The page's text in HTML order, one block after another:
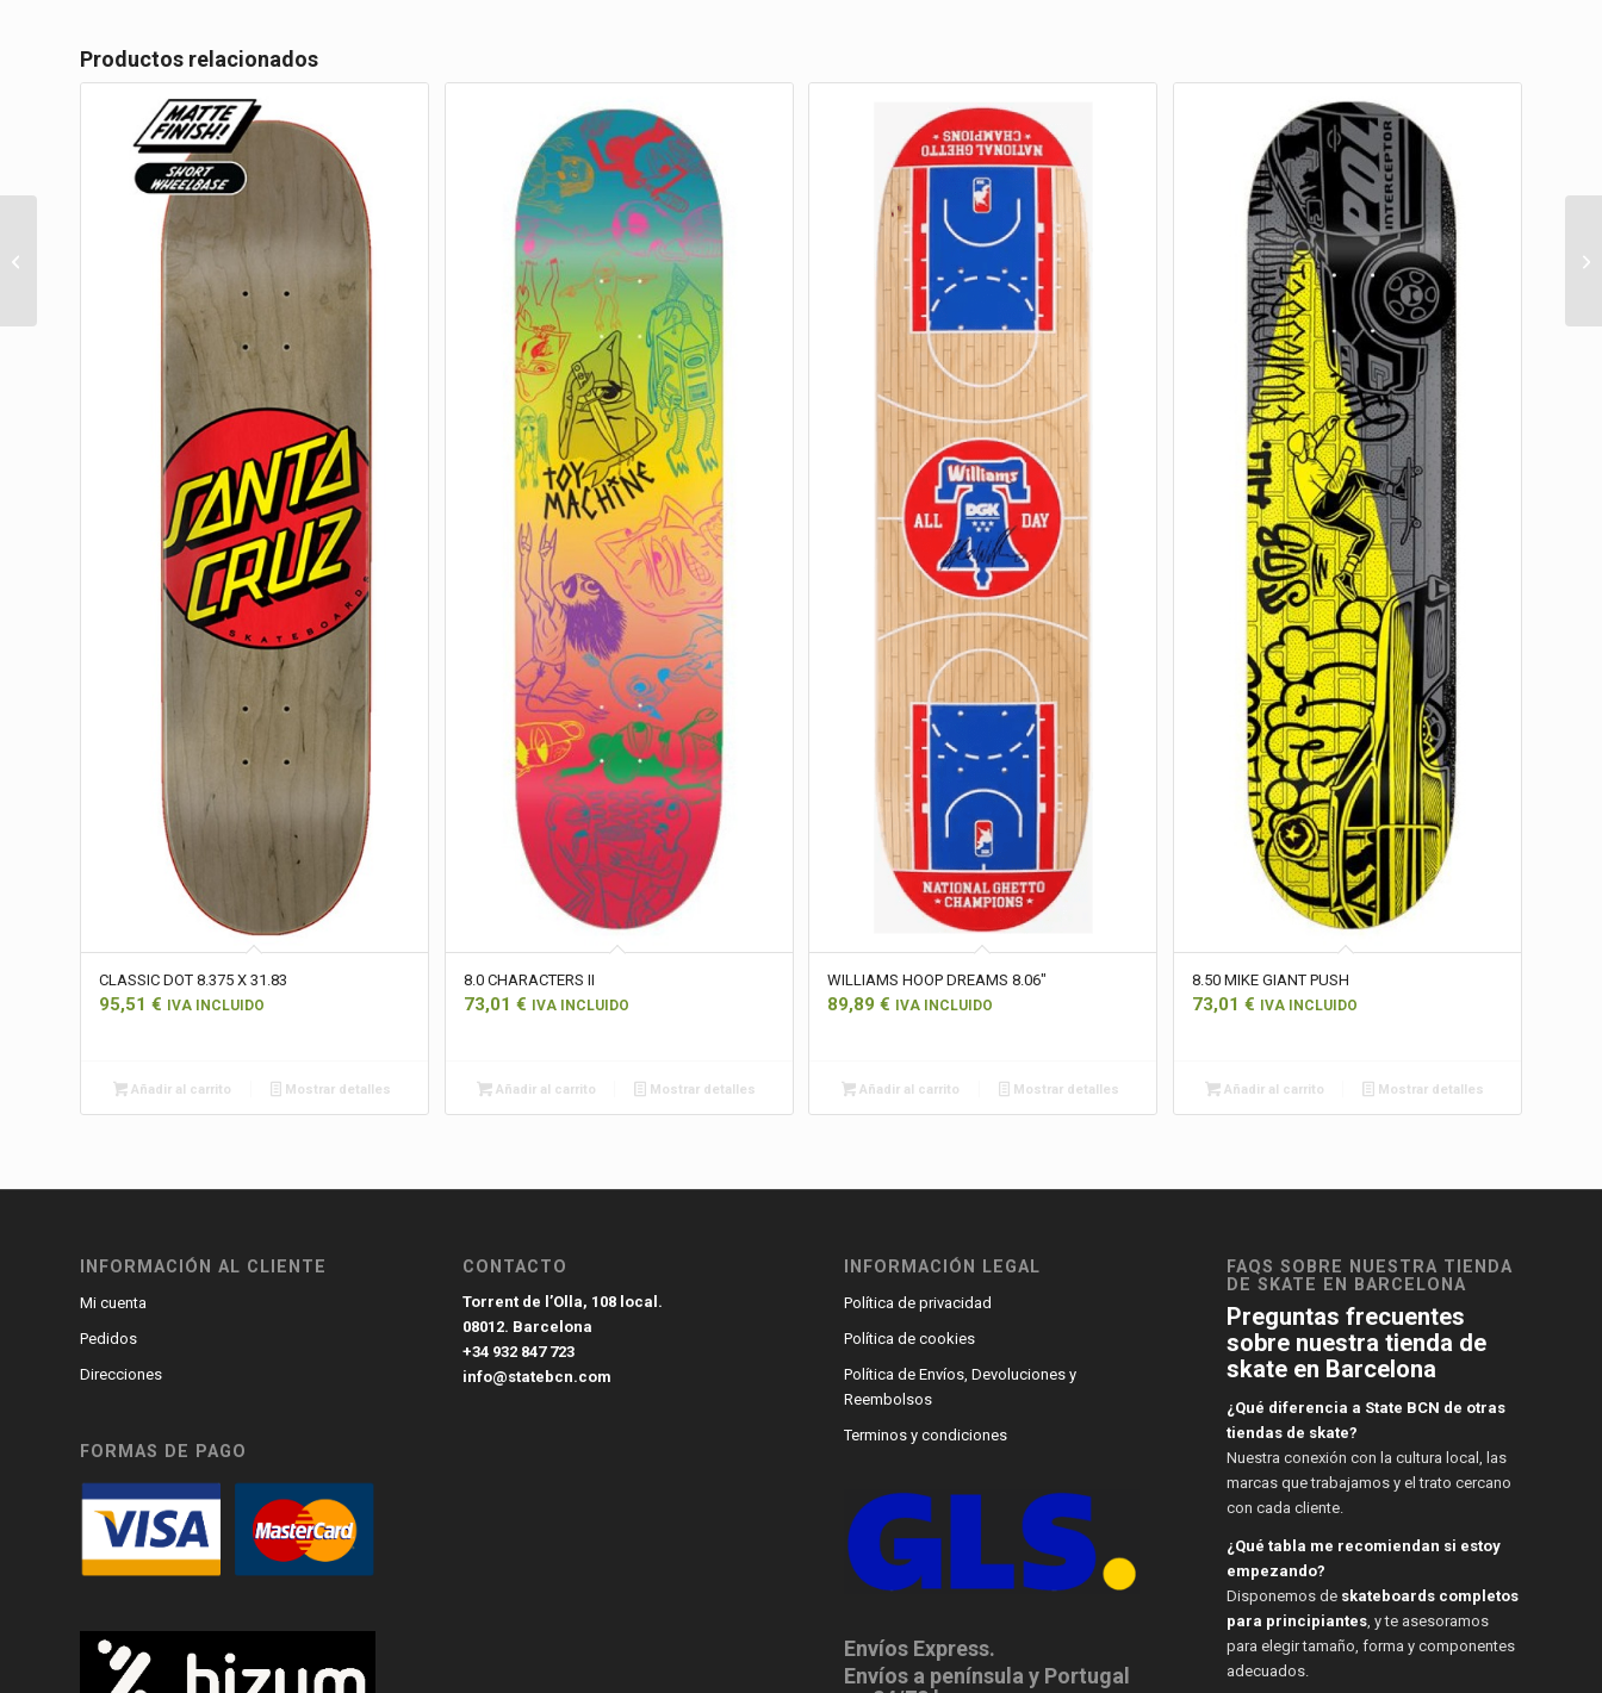
Productos relacionados
CLASSIC DOT 8.375 X 31.83
95,51 € IVA INCLUIDO
Añadir al carrito Mostrar detalles
8.0 CHARACTERS II
73,01 € IVA INCLUIDO
Añadir al carrito Mostrar detalles
WILLIAMS HOOP DREAMS 8.06″
89,89€ IVA INCLUIDO
Añadir al carrito Mostrar detalles
8.50 MIKE GIANT PUSH
73,01 € IVA INCLUIDO
Añadir al carrito Mostrar detalles
INFORMACIÓN AL CLIENTE
Mi cuenta
Pedidos
Direcciones
FORMAS DE PAGO
CONTACTO
Torrent de l’Olla, 108 local.
08012. Barcelona
+34 932 847 723
info@statebcn.com
INFORMACIÓN LEGAL
Política de privacidad
Política de cookies
Política de Envíos, Devoluciones y
Reembolsos
Terminos y condiciones
Envíos Express.
Envíos a península y Portugal
FAQS SOBRE NUESTRA TIENDA
DE SKATE EN BARCELONA
Preguntas frecuentes
sobre nuestra tienda de
skate en Barcelona
¿Qué diferencia a State BCN de otras
tiendas de skate?
Nuestra conexión con la cultura local, las
marcas que trabajamos y el trato cercano
con cada cliente.
¿Qué tabla me recomiendan si estoy
empezando?
Disponemos de skateboards completos
para principiantes, y te asesoramos
para elegir tamaño, forma y componentes
adecuados.
POE POE WUZ HERE